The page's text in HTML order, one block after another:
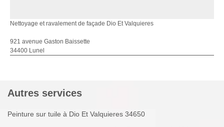
Nettoyage et ravalement de façade Dio Et Valquieres
921 avenue Gaston Baissette
34400 Lunel
Autres services
Peinture sur tuile à Dio Et Valquieres 34650